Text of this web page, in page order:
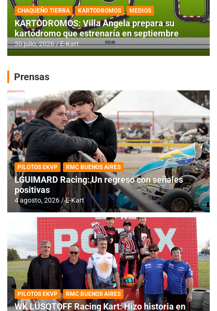
CHAQUEÑO TIERRA KARTODROMOS MEDIOS
KARTODROMOS: Villa Angela prepara su
kartódromo que estrenaría en septiembre
30 julio, 2026 E-Kart
Prensas
PILOTOS EKVP RMC BUENOS AIRES
LGUIMARD Racing: Un regreso con señales
positivas
4 agosto, 2026 E-Kart
PILOTOS EKVP RMC BUENOS AIRES
WK LÜSQTOFF Racing Kart: Hizo historia en